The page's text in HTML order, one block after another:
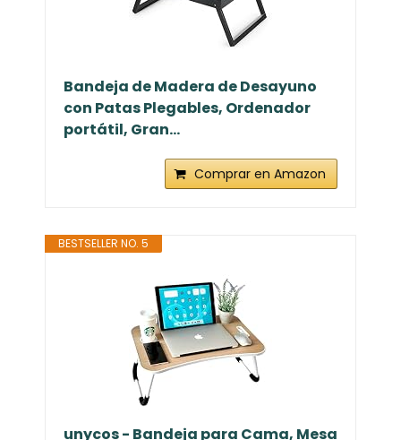
Bandeja de Madera de Desayuno
con Patas Plegables, Ordenador
portátil, Gran...
Comprar en Amazon
BESTSELLER NO. 5
unycos - Bandeja para Cama, Mesa